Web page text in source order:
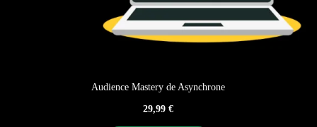
Audience Mastery de Asynchrone
29,99€